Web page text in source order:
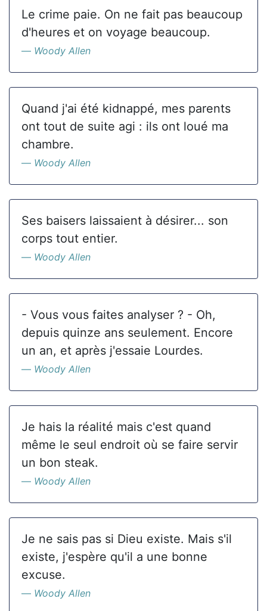
Le crime paie. On ne fait pas beaucoup
d'heures et on voyage beaucoup.
Woody Allen
Quand j'ai été kidnappé, mes parents
ont tout de suite agi : ils ont loué ma
chambre.
Woody Allen
Ses baisers laissaient à désirer... son
corps tout entier.
Woody Allen
- Vous vous faites analyser ? - Oh,
depuis quinze ans seulement. Encore
un an, et après j'essaie Lourdes.
Woody Allen
Je hais la réalité mais c'est quand
même le seul endroit où se faire servir
un bon steak.
Woody Allen
Je ne sais pas si Dieu existe. Mais s'il
existe, j'espère qu'il a une bonne
excuse.
Woody Allen